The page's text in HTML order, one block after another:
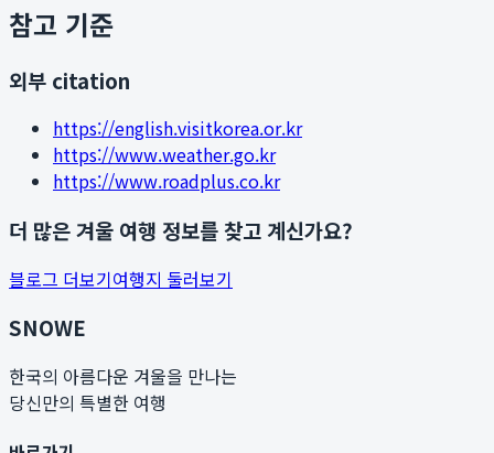
참고 기준
외부 citation
https://english.visitkorea.or.kr
https://www.weather.go.kr
https://www.roadplus.co.kr
더 많은 겨울 여행 정보를 찾고 계신가요?
블로그 더보기여행지 둘러보기
SNOWE
한국의 아름다운 겨울을 만나는
당신만의 특별한 여행